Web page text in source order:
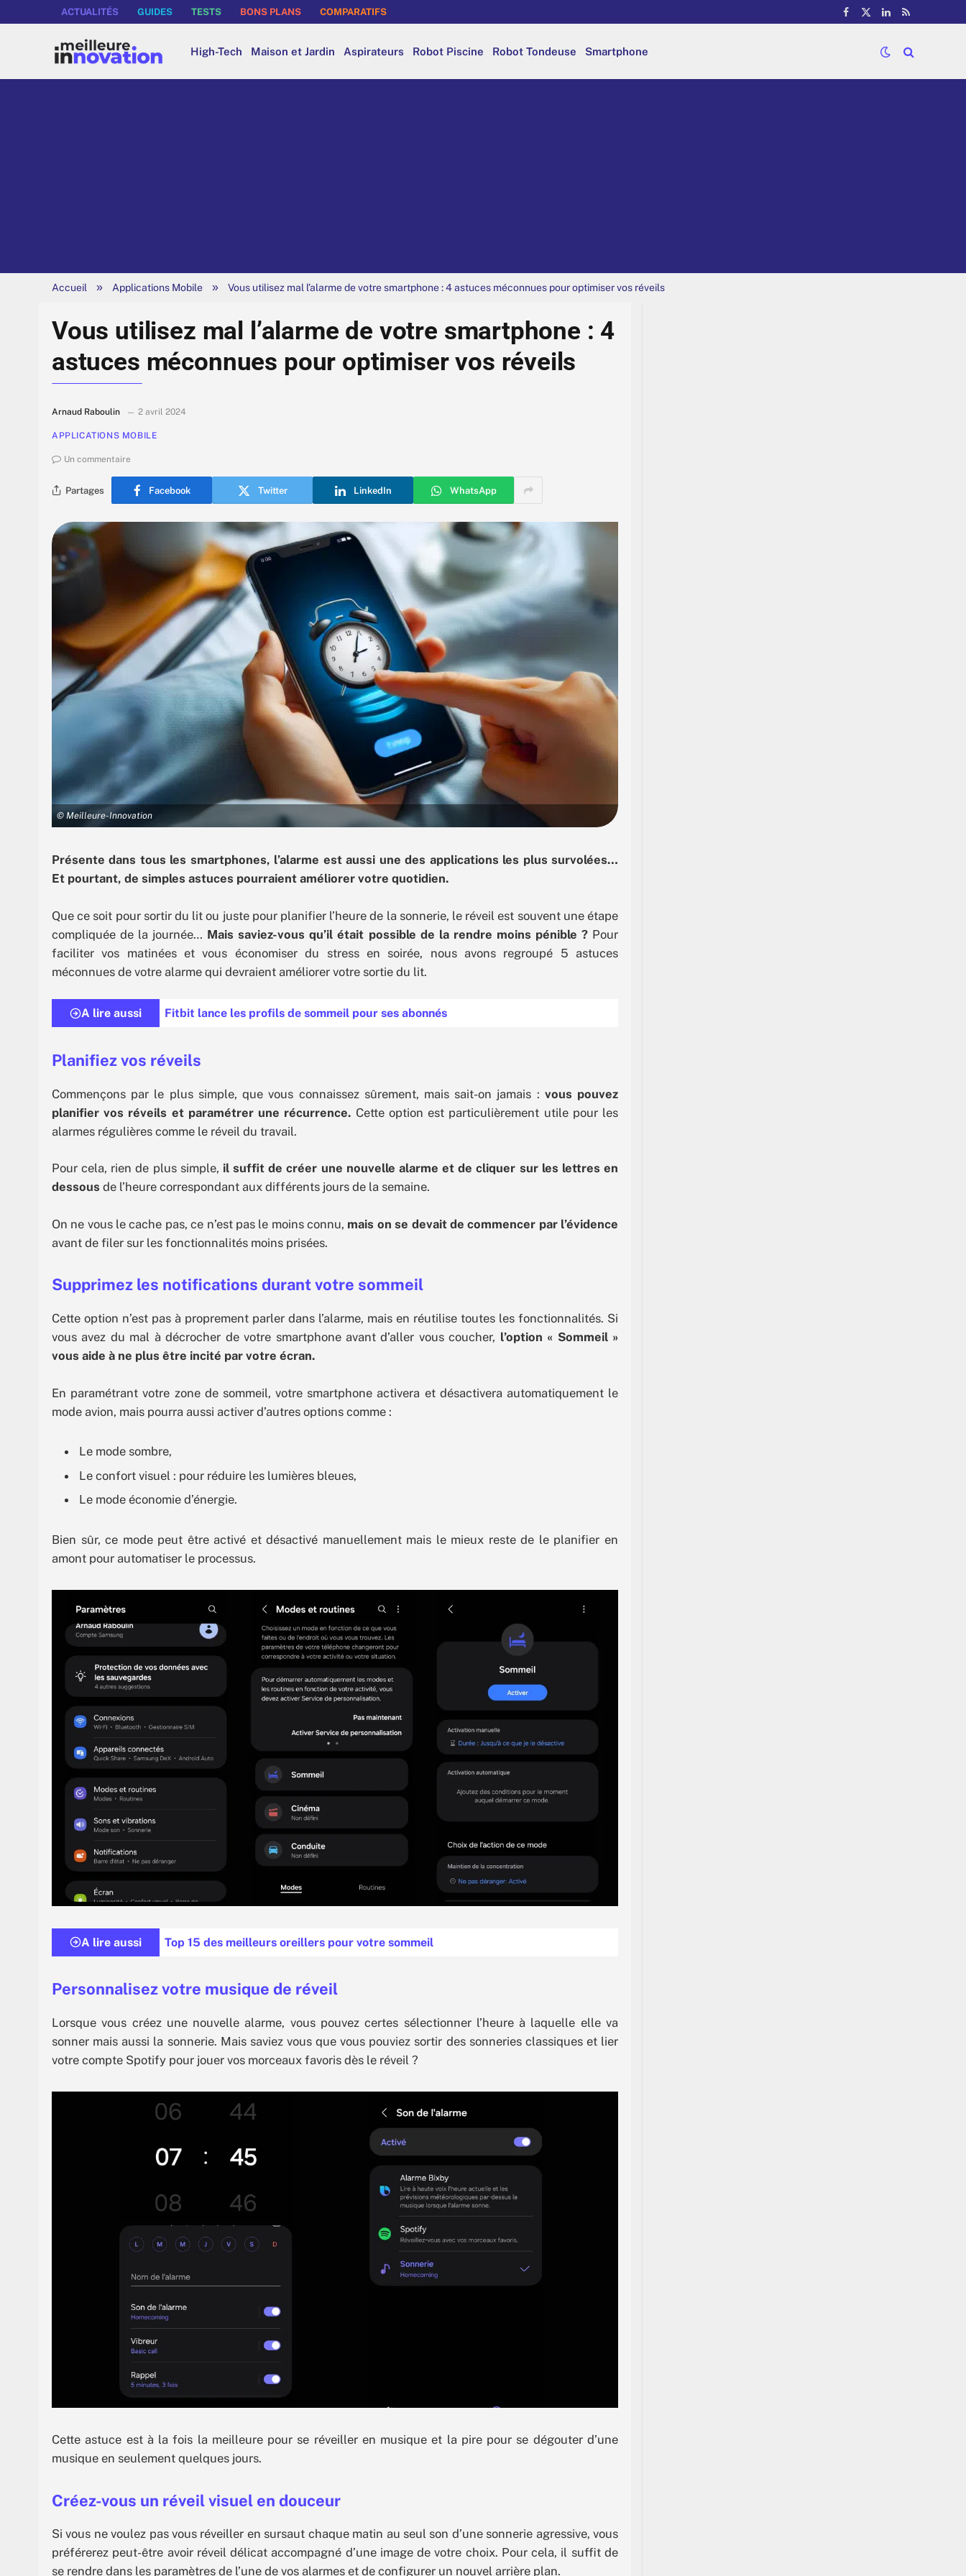
ACTUALITÉS GUIDES TESTS BONS PLANS COMPARATIFS
Facebook
X
LinkedIn
RSS
High-Tech Maison et Jardin Aspirateurs Robot Piscine Robot Tondeuse Smartphone
Accueil » Applications Mobile » Vous utilisez mal l’alarme de votre smartphone : 4 astuces méconnues pour optimiser vos réveils
Vous utilisez mal l’alarme de votre smartphone : 4
astuces méconnues pour optimiser vos réveils
Arnaud Raboulin 2 avril 2024
APPLICATIONS MOBILE
Un commentaire
Partages Facebook Twitter LinkedIn WhatsApp
© Meilleure-Innovation
Présente dans tous les smartphones, l’alarme est aussi une des applications les plus survolées…
Et pourtant, de simples astuces pourraient améliorer votre quotidien.
Que ce soit pour sortir du lit ou juste pour planifier l’heure de la sonnerie, le réveil est souvent une étape
compliquée de la journée… Mais saviez-vous qu’il était possible de la rendre moins pénible ? Pour
faciliter vos matinées et vous économiser du stress en soirée, nous avons regroupé 5 astuces
méconnues de votre alarme qui devraient améliorer votre sortie du lit.
A lire aussi Fitbit lance les profils de sommeil pour ses abonnés
Planifiez vos réveils
Commençons par le plus simple, que vous connaissez sûrement, mais sait-on jamais : vous pouvez
planifier vos réveils et paramétrer une récurrence. Cette option est particulièrement utile pour les
alarmes régulières comme le réveil du travail.
Pour cela, rien de plus simple, il suffit de créer une nouvelle alarme et de cliquer sur les lettres en
dessous de l’heure correspondant aux différents jours de la semaine.
On ne vous le cache pas, ce n’est pas le moins connu, mais on se devait de commencer par l’évidence
avant de filer sur les fonctionnalités moins prisées.
Supprimez les notifications durant votre sommeil
Cette option n’est pas à proprement parler dans l’alarme, mais en réutilise toutes les fonctionnalités. Si
vous avez du mal à décrocher de votre smartphone avant d’aller vous coucher, l’option « Sommeil »
vous aide à ne plus être incité par votre écran.
En paramétrant votre zone de sommeil, votre smartphone activera et désactivera automatiquement le
mode avion, mais pourra aussi activer d’autres options comme :
Le mode sombre,
Le confort visuel : pour réduire les lumières bleues,
Le mode économie d’énergie.
Bien sûr, ce mode peut être activé et désactivé manuellement mais le mieux reste de le planifier en
amont pour automatiser le processus.
A lire aussi Top 15 des meilleurs oreillers pour votre sommeil
Personnalisez votre musique de réveil
Lorsque vous créez une nouvelle alarme, vous pouvez certes sélectionner l’heure à laquelle elle va
sonner mais aussi la sonnerie. Mais saviez vous que vous pouviez sortir des sonneries classiques et lier
votre compte Spotify pour jouer vos morceaux favoris dès le réveil ?
Cette astuce est à la fois la meilleure pour se réveiller en musique et la pire pour se dégouter d’une
musique en seulement quelques jours.
Créez-vous un réveil visuel en douceur
Si vous ne voulez pas vous réveiller en sursaut chaque matin au seul son d’une sonnerie agressive, vous
préférerez peut-être avoir réveil délicat accompagné d’une image de votre choix. Pour cela, il suffit de
se rendre dans les paramètres de l’une de vos alarmes et de configurer un nouvel arrière plan.